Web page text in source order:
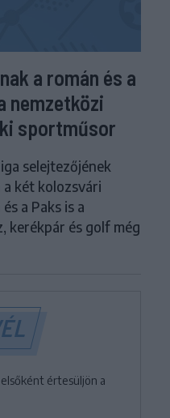
a román és a
nemzetközi
sportműsor
selejtezőjének
két kolozsvári
a Paks is a
kerékpár és golf még
értesüljön a